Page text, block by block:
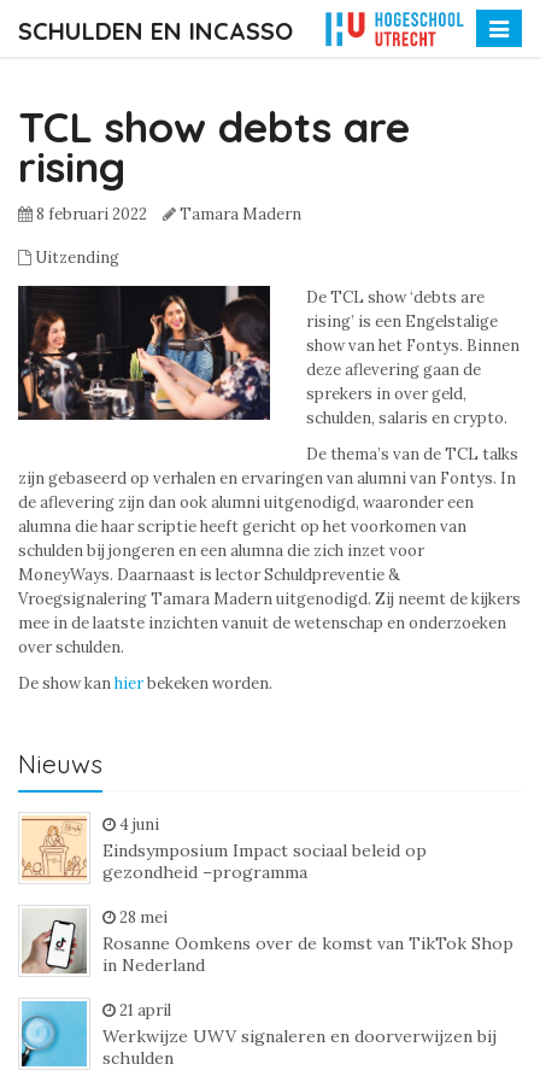
SCHULDEN EN INCASSO
Toggle
TCL show debts are
rising
8 februari 2022 Tamara Madern
Uitzending
De TCL show ‘debts are
rising’ is een Engelstalige
show van het Fontys. Binnen
deze aflevering gaan de
sprekers in over geld,
schulden, salaris en crypto.
De thema’s van de TCL talks
zijn gebaseerd op verhalen en ervaringen van alumni van Fontys. In
de aflevering zijn dan ook alumni uitgenodigd, waaronder een
alumna die haar scriptie heeft gericht op het voorkomen van
schulden bij jongeren en een alumna die zich inzet voor
MoneyWays. Daarnaast is lector Schuldpreventie &
Vroegsignalering Tamara Madern uitgenodigd. Zij neemt de kijkers
mee in de laatste inzichten vanuit de wetenschap en onderzoeken
over schulden.
De show kanhierbekeken worden.
Nieuws
4 juni
Eindsymposium Impact sociaal beleid op
gezondheid –programma
28 mei
Rosanne Oomkens over de komst van TikTok Shop
in Nederland
21 april
Werkwijze UWV signaleren en doorverwijzen bij
schulden